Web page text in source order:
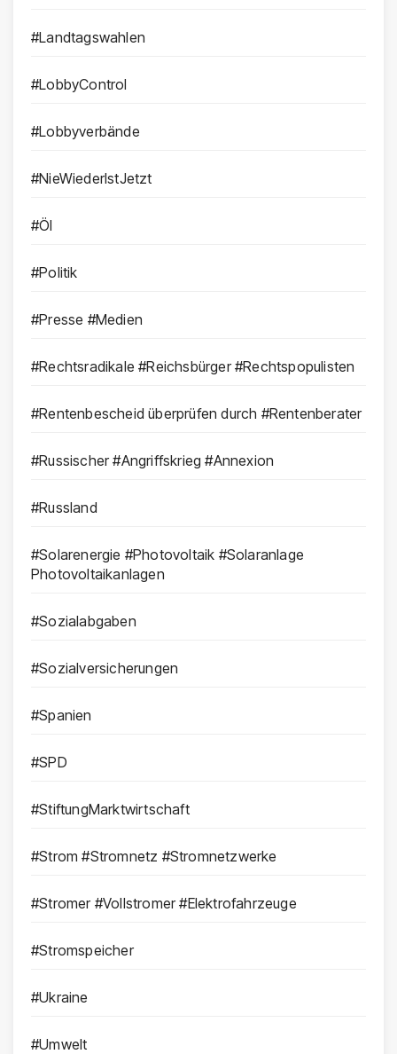
#Landtagswahlen
#LobbyControl
#Lobbyverbände
#NieWiederIstJetzt
#Öl
#Politik
#Presse #Medien
#Rechtsradikale #Reichsbürger #Rechtspopulisten
#Rentenbescheid überprüfen durch #Rentenberater
#Russischer #Angriffskrieg #Annexion
#Russland
#Solarenergie #Photovoltaik #Solaranlage
Photovoltaikanlagen
#Sozialabgaben
#Sozialversicherungen
#Spanien
#SPD
#StiftungMarktwirtschaft
#Strom #Stromnetz #Stromnetzwerke
#Stromer #Vollstromer #Elektrofahrzeuge
#Stromspeicher
#Ukraine
#Umwelt